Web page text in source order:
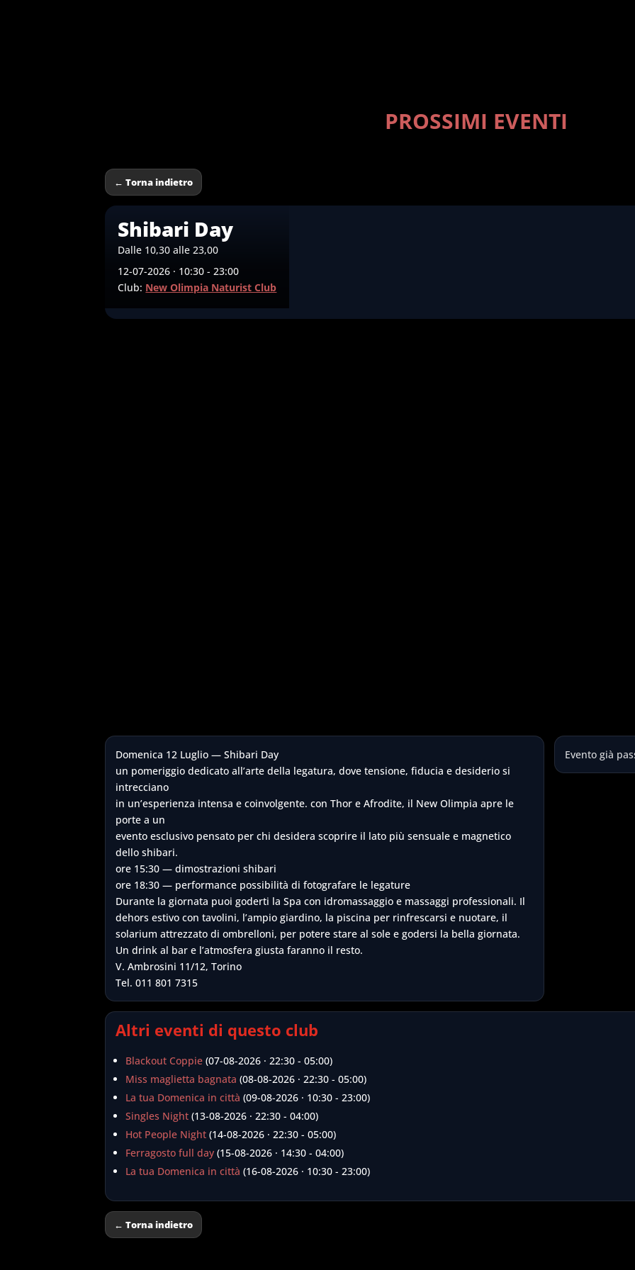
PROSSIMI EVENTI
← Torna indietro
Shibari Day
Dalle 10,30 alle 23,00
12-07-2026 · 10:30 - 23:00
Club: New Olimpia Naturist Club
Domenica 12 Luglio — Shibari Day
un pomeriggio dedicato all’arte della legatura, dove tensione, fiducia e desiderio si
intrecciano
in un’esperienza intensa e coinvolgente. con Thor e Afrodite, il New Olimpia apre le
porte a un
evento esclusivo pensato per chi desidera scoprire il lato più sensuale e magnetico
dello shibari.
ore 15:30 — dimostrazioni shibari
ore 18:30 — performance possibilità di fotografare le legature
Durante la giornata puoi goderti la Spa con idromassaggio e massaggi professionali. Il
dehors estivo con tavolini, l’ampio giardino, la piscina per rinfrescarsi e nuotare, il
solarium attrezzato di ombrelloni, per potere stare al sole e godersi la bella giornata.
Un drink al bar e l’atmosfera giusta faranno il resto.
V. Ambrosini 11/12, Torino
Tel. 011 801 7315
Evento già
Altri eventi di questo club
Blackout Coppie (07-08-2026 · 22:30 - 05:00)
Miss maglietta bagnata (08-08-2026 · 22:30 - 05:00)
La tua Domenica in città (09-08-2026 · 10:30 - 23:00)
Singles Night (13-08-2026 · 22:30 - 04:00)
Hot People Night (14-08-2026 · 22:30 - 05:00)
Ferragosto full day (15-08-2026 · 14:30 - 04:00)
La tua Domenica in città (16-08-2026 · 10:30 - 23:00)
← Torna indietro